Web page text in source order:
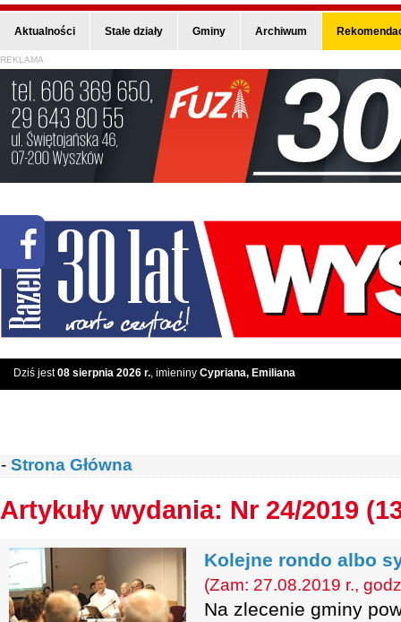
Aktualności Stałe działy Gminy Archiwum
REKLAMA
Dziś jest08 sierpnia 2026 r., imieniny Cypriana, Emiliana
- Strona Główna
Artykuły wydania: Nr 24/2019
Kolejne rondo albo
(Zam: 27.08.2019 r.,
Na zlecenie gminy